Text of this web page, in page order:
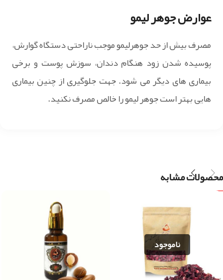
عوارض جوهر لیمو
مصرف بیش از حد جوهرلیمو موجب ناراحتی دستگاه گوارش،
پوسیده شدن زود هنگام دندان، سوزش پوست و برخی
بیماری های دیگر می شود. جهت جلوگیری از چنین بیماری
هایی بهتر است جوهر لیمو را خالص مصرف نکنید.
محصولات مشابه